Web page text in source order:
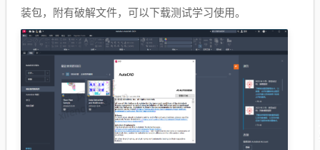
装包，附有破解文件，可以下载测试学习使用。